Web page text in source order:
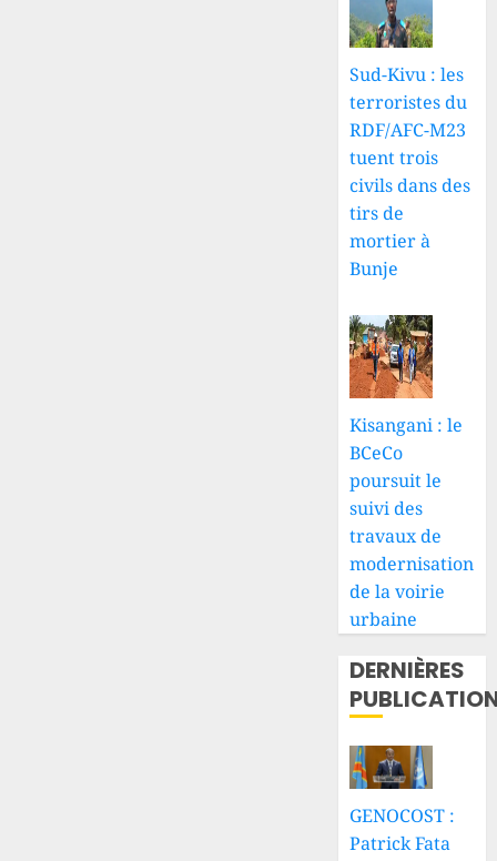
Sud-Kivu : les
terroristes du
RDF/AFC-M23
tuent trois
civils dans des
tirs de
mortier à
Bunje
Kisangani : le
BCeCo
poursuit le
suivi des
travaux de
modernisation
de la voirie
urbaine
DERNIÈRES
GENOCOST :
Patrick Fata